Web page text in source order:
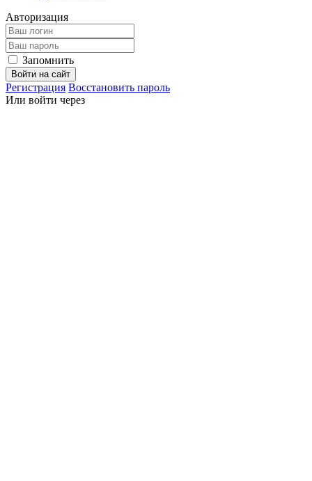
Авторизация
Запомнить
Войти на сайт
Регистрация Восстановить пароль
Или войти через